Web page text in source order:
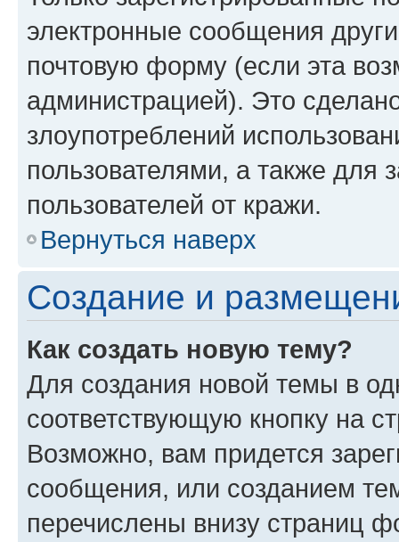
электронные сообщения
почтовую форму (если эта
администрацией). Это
злоупотреблений
пользователями, а также для
пользователей от кражи.
Вернуться наверх
Создание и
Как создать новую тему?
Для создания новой темы в
соответствующую кнопку на
Возможно, вам придется
сообщения, или созданием
перечислены внизу страниц